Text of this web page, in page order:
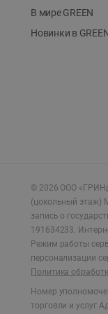
В мире GREEN
Новинки в
© 2026 ООО
(цокольный этаж)
запись о
191634233.
Режим работы
персонализации
Политика
Номер
торговли и услуг